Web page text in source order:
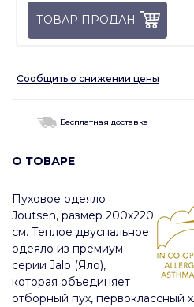
ТОВАР ПРОДАН
Сообщить о снижении цены
Бесплатная доставка
О ТОВАРЕ
Пуховое одеяло
Joutsen, размер 200х220
см. Теплое двуспальное
одеяло из премиум-
серии Jalo (Яло),
которая объединяет
отборный пух, первоклассный